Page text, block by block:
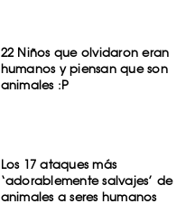
22 Niños que olvidaron eran
humanos y piensan que son
animales :P
Los 17 ataques más
‘adorablemente salvajes’ de
animales a seres humanos